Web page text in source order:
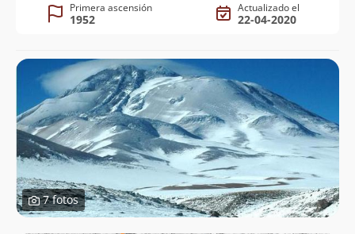
Primera ascensión
1952
Actualizado el
22-04-2020
7 fotos